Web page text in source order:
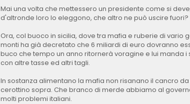
Mai una volta che mettessero un presidente come si
d'altronde loro lo eleggono, che altro ne può uscire fuori?
Ora, col buoco in sicilia, dove tra mafia e ruberie di vario
monti ha già decretato che 6 miliardi di euro dovranno
buco che tempo un anno ritornerà voragine e lui manda i
con altre tasse ed altri tagli.
In sostanza alimentano la mafia non risanano il cancro
cerottino sopra. Che branco di merde abbiamo al
molti problemi italiani.